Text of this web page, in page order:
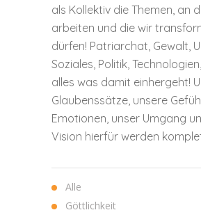
als Kollektiv die Themen, an
arbeiten und die wir
dürfen! Patriarchat, Gewalt,
Soziales, Politik,
alles was damit einhergeht!
Glaubenssätze, unsere
Emotionen, unser Umgang
Vision hierfür werden
Alle
Göttlichkeit